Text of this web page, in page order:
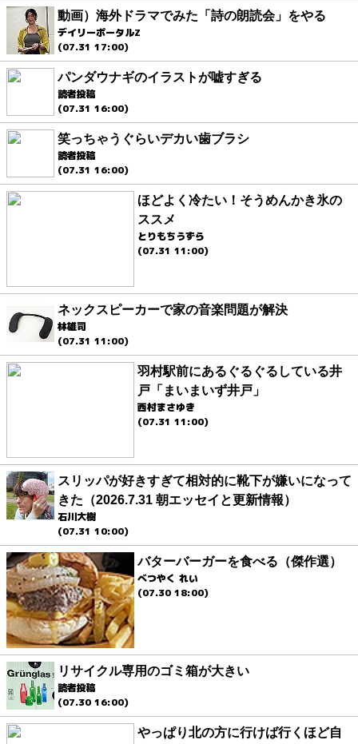
動画）海外ドラマでみた「詩の朗読会」をやる
デイリーポータルZ
(07.31 17:00)
パンダウナギのイラストが嘘すぎる
読者投稿
(07.31 16:00)
笑っちゃうぐらいデカい歯ブラシ
読者投稿
(07.31 16:00)
ほどよく冷たい！そうめんかき氷の
ススメ
とりもちうずら
(07.31 11:00)
ネックスピーカーで家の音楽問題が解決
林雄司
(07.31 11:00)
羽村駅前にあるぐるぐるしている井
戸「まいまいず井戸」
西村まさゆき
(07.31 11:00)
スリッパが好きすぎて相対的に靴下が嫌いになって
きた（2026.7.31 朝エッセイと更新情報）
石川大樹
(07.31 10:00)
バターバーガーを食べる（傑作選）
べつやく れい
(07.30 18:00)
リサイクル専用のゴミ箱が大きい
読者投稿
(07.30 16:00)
やっぱり北の方に行けば行くほど自